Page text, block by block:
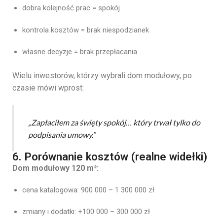
dobra kolejność prac = spokój
kontrola kosztów = brak niespodzianek
własne decyzje = brak przepłacania
Wielu inwestorów, którzy wybrali dom modułowy, po
czasie mówi wprost:
„Zapłaciłem za święty spokój… który trwał tylko do
podpisania umowy.”
6. Porównanie kosztów (realne widełki)
Dom modułowy 120 m²:
cena katalogowa: 900 000 – 1 300 000 zł
zmiany i dodatki: +100 000 – 300 000 zł